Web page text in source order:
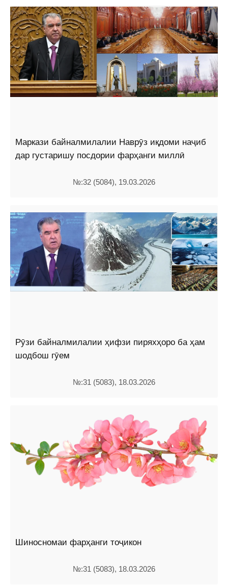
Маркази байналмилалии Наврӯз иқдоми наҷиб
дар густаришу посдории фарҳанги миллӣ
№:32 (5084), 19.03.2026
Рӯзи байналмилалии ҳифзи пиряхҳоро ба ҳам
шодбош гӯем
№:31 (5083), 18.03.2026
Шиносномаи фарҳанги тоҷикон
№:31 (5083), 18.03.2026